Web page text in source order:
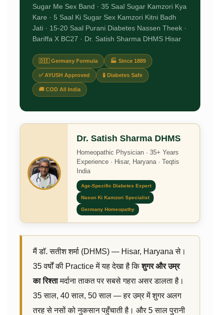
Sugar Me Sex Band · 35 Saal Sugar Kamzori Kya
Kare · 5 Saal Ki Sugar Sex Kamzori Kitni Badh
Jati · 15-20 Saal Purani Diabetes Nassen Theek ·
Bariffa X BC27 · Dr. Satish Sharma DHMS Hisar
🇩🇪 Germany Formula 🏭 Since 1889
✅ AYUSH Approved 🧪 Diabetes Safe
🚚 COD All India
Dr. Satish Sharma DHMS
Homeopathic Physician · 35+ Years
Experience · Hisar, Haryana · Teqtis
India
Age-Specific Diabetes Expert
Nason Ki Kamzori Specialist
Germany Homeopathy
मैं डॉ. सतीश शर्मा (DHMS) — Hisar, Haryana से।
35 वर्षों की Practice में यह देखा है किशुगर और उम्र
का रिश्तामर्दाना ताकत पर सबसे गहरा असर डालता है।
35 साल, 40 साल, 50 साल — हर उम्र में शुगर अलग
तरह से नसों को नुकसान पहुँचाती है। और 5 साल पुरानी